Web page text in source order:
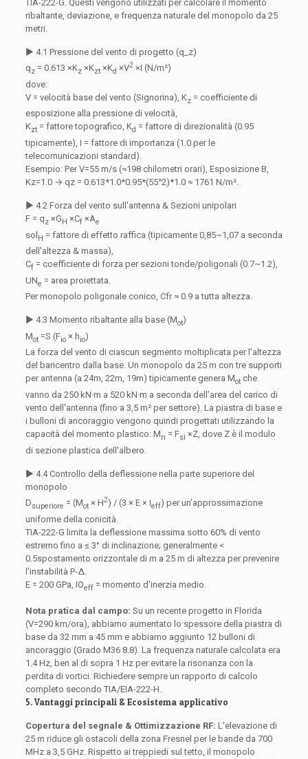
TIA-222-G. Questi vengono utilizzati per calcolare il momento
ribaltante, deviazione, e frequenza naturale del monopolo da 25
metri.
▶ 4.1 Pressione del vento di progetto (q_z)
qz= 0.613 ×Kz×Kzt×Kd ×V2×I (N/m²)
dove:
V = velocità base del vento (Signorina), Kz= coefficiente di
esposizione alla pressione di velocità,
Kzt= fattore topografico, Kd = fattore di direzionalità (0.95
tipicamente), I = fattore di importanza (1.0 per le
telecomunicazioni standard).
Esempio: Per V=55 m/s (≈198 chilometri orari), Esposizione B,
Kz=1.0 → qz = 0.613*1.0*0.95*(55^2)*1.0 ≈ 1761 N/m².
▶ 4.2 Forza del vento sull'antenna & Sezioni unipolari
F = qz×GH ×Cf×Ae
solH = fattore di effetto raffica (tipicamente 0,85~1,07 a seconda
dell'altezza & massa),
Cf= coefficiente di forza per sezioni tonde/poligonali (0.7~1.2),
UNe = area proiettata.
Per monopolo poligonale conico, Cfr ≈ 0.9 a tutta altezza.
▶ 4.3 Momento ribaltante alla base (Mot)
Mot=S (Fio × hio)
La forza del vento di ciascun segmento moltiplicata per l'altezza
del baricentro dalla base. Un monopolo da 25 m con tre supporti
per antenna (a 24m, 22m, 19m) tipicamente genera Motche
vanno da 250 kN·m a 520 kN·m a seconda dell'area del carico di
vento dell'antenna (fino a 3,5 m² per settore). La piastra di base e
i bulloni di ancoraggio vengono quindi progettati utilizzando la
capacità del momento plastico: Mn = Fsì ×Z, dove Z è il modulo
di sezione plastica dell'albero.
▶ 4.4 Controllo della deflessione nella parte superiore del
monopolo
Dsuperiore = (Mot× H2) / (3 × E × Ieff) per un'approssimazione
uniforme della conicità.
TIA-222-G limita la deflessione massima sotto 60% di vento
estremo fino a ≤ 3° di inclinazione; generalmente <
0.5spostamento orizzontale di m a 25 m di altezza per prevenire
l'instabilità P-Δ.
E = 200 GPa, IOeff= momento d'inerzia medio.
Nota pratica dal campo: Su un recente progetto in Florida
(V=290 km/ora), abbiamo aumentato lo spessore della piastra di
base da 32 mm a 45 mm e abbiamo aggiunto 12 bulloni di
ancoraggio (Grado M36 8.8). La frequenza naturale calcolata era
1.4 Hz, ben al di sopra 1 Hz per evitare la risonanza con la
perdita di vortici. Richiedere sempre un rapporto di calcolo
completo secondo TIA/EIA-222-H.
5. Vantaggi principali & Ecosistema applicativo
Copertura del segnale & Ottimizzazione RF: L'elevazione di
25 m riduce gli ostacoli della zona Fresnel per le bande da 700
MHz a 3,5 GHz. Rispetto ai treppiedi sul tetto, il monopolo